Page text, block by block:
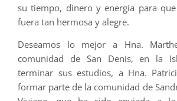
su tiempo, dinero y energía para
fuera tan hermosa y alegre.
Deseamos lo mejor a Hna.
comunidad de San Denis, en la
terminar sus estudios, a Hna.
formar parte de la comunidad de